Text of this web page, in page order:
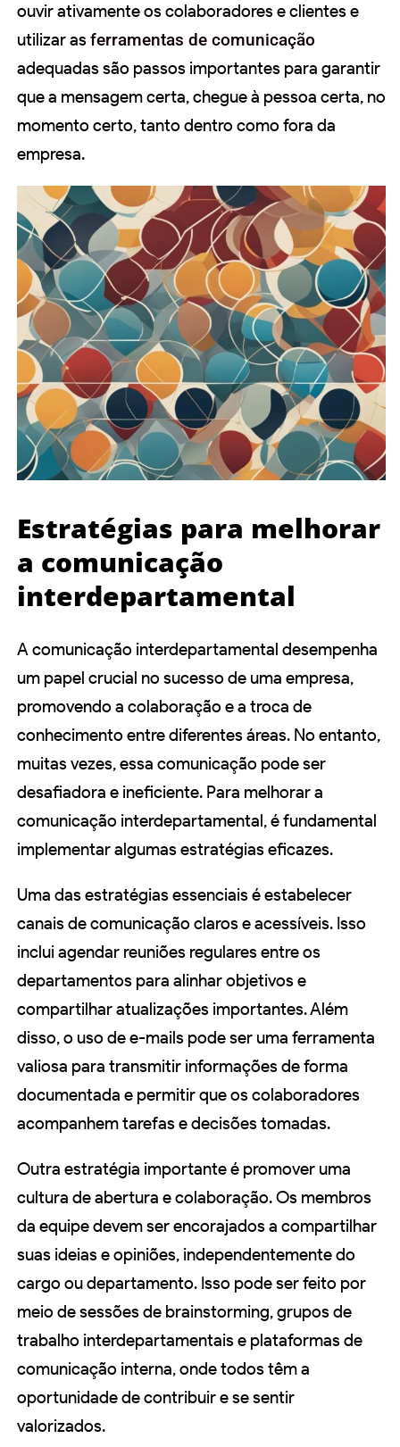
ouvir ativamente os colaboradores e clientes e
utilizar asferramentas de comunicação
adequadas são passos importantes para garantir
que a mensagem certa, chegue à pessoa certa, no
momento certo, tanto dentro como fora da
empresa.
Estratégias para melhorar
a comunicação
interdepartamental
A comunicação interdepartamental desempenha
um papel crucial no sucesso de uma empresa,
promovendo a colaboração e a troca de
conhecimento entre diferentes áreas. No entanto,
muitas vezes, essa comunicação pode ser
desafiadora e ineficiente. Para melhorar a
comunicação interdepartamental, é fundamental
implementar algumas estratégias eficazes.
Uma das estratégias essenciais é estabelecer
canais de comunicação claros e acessíveis. Isso
inclui agendar reuniões regulares entre os
departamentos para alinhar objetivos e
compartilhar atualizações importantes. Além
disso, o uso de e-mails pode ser uma ferramenta
valiosa para transmitir informações de forma
documentada e permitir que os colaboradores
acompanhem tarefas e decisões tomadas.
Outra estratégia importante é promover uma
cultura de abertura e colaboração. Os membros
da equipe devem ser encorajados a compartilhar
suas ideias e opiniões, independentemente do
cargo ou departamento. Isso pode ser feito por
meio de sessões de brainstorming, grupos de
trabalho interdepartamentais e plataformas de
comunicação interna, onde todos têm a
oportunidade de contribuir e se sentir
valorizados.